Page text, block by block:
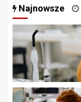
Najnowsze